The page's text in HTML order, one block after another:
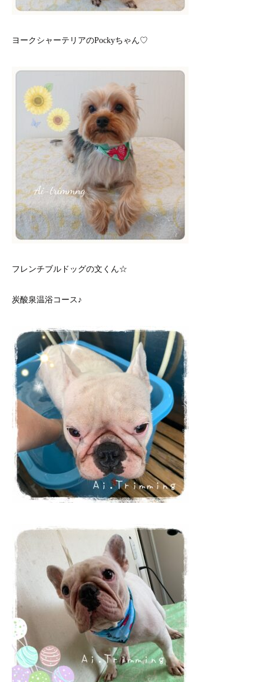
ヨークシャーテリアのPockyちゃん♡
フレンチブルドッグの文くん☆
炭酸泉温浴コース♪